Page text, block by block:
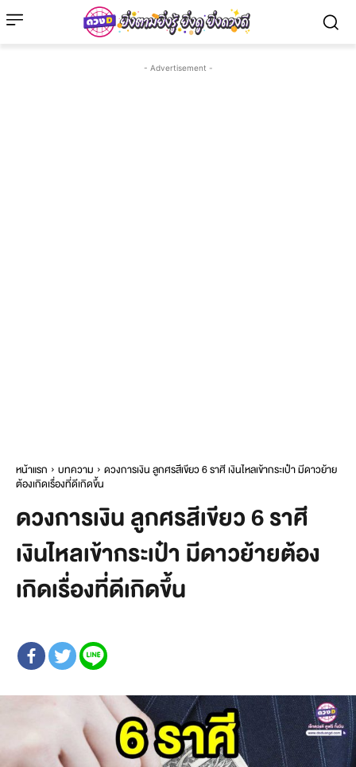
- Advertisement -
หน้าแรก บทความ
ดวงการเงิน ลูกศรสีเขียว 6 ราศี เงินไหลเข้ากระเป๋า มีดาวย้าย
ต้องเกิดเรื่องที่ดีเกิดขึ้น
ดวงการเงิน ลูกศรสีเขียว 6 ราศี
เงินไหลเข้ากระเป๋า มีดาวย้ายต้อง
เกิดเรื่องที่ดีเกิดขึ้น